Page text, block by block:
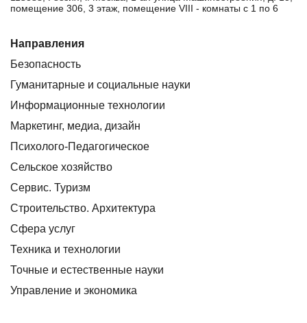
помещение 306, 3 этаж, помещение VIII - комнаты с 1 по 6
Направления
Безопасность
Гуманитарные и социальные науки
Информационные технологии
Маркетинг, медиа, дизайн
Психолого-Педагогическое
Сельское хозяйство
Сервис. Туризм
Строительство. Архитектура
Сфера услуг
Техника и технологии
Точные и естественные науки
Управление и экономика